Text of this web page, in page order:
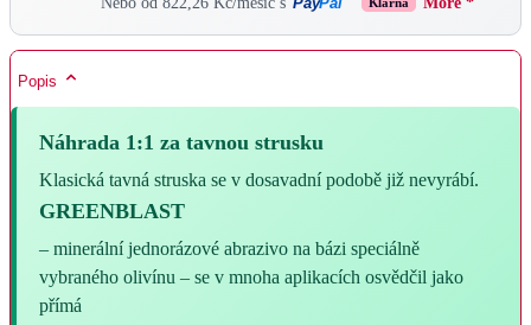
Popis
Náhrada 1:1 za tavnou strusku
Klasická tavná struska se v dosavadní podobě již nevyrábí.
GREENBLAST
– minerální jednorázové abrazivo na bázi speciálně
vybraného olivínu – se v mnoha aplikacích osvědčil jako
přímá